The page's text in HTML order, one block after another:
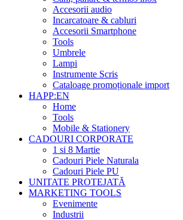
Accesorii audio
Incarcatoare & cabluri
Accesorii Smartphone
Tools
Umbrele
Lampi
Instrumente Scris
Cataloage promoționale import
HAPP:EN
Home
Tools
Mobile & Stationery
CADOURI CORPORATE
1 si 8 Martie
Cadouri Piele Naturala
Cadouri Piele PU
UNITATE PROTEJATĂ
MARKETING TOOLS
Evenimente
Industrii